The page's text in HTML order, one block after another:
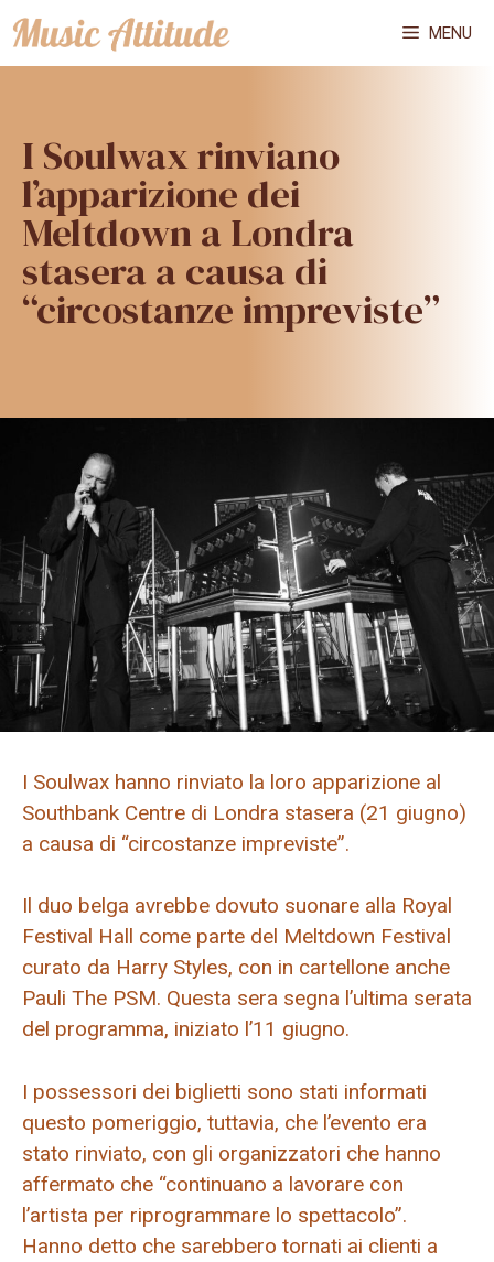
Vai
al
MENU
I Soulwax rinviano
l’apparizione dei
Meltdown a Londra
stasera a causa di
“circostanze impreviste”
I Soulwax hanno rinviato la loro apparizione al
Southbank Centre di Londra stasera (21 giugno)
a causa di “circostanze impreviste”.
Il duo belga avrebbe dovuto suonare alla Royal
Festival Hall come parte del Meltdown Festival
curato da Harry Styles, con in cartellone anche
Pauli The PSM. Questa sera segna l’ultima serata
del programma, iniziato l’11 giugno.
I possessori dei biglietti sono stati informati
questo pomeriggio, tuttavia, che l’evento era
stato rinviato, con gli organizzatori che hanno
affermato che “continuano a lavorare con
l’artista per riprogrammare lo spettacolo”.
Hanno detto che sarebbero tornati ai clienti a